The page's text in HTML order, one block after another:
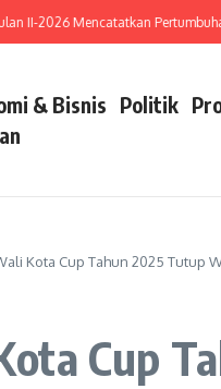
2026 Mencatatkan Pertumbuhan
& Bisnis Politik
Kota Cup Tahun 2025 Tutup
Cup